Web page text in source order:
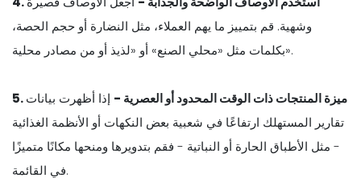
وشهية. قم بتمييز ما يهم العملاء، مثل النضارة أو حجم الحصة،
بكلمات مثل «محلي الصنع» أو «لذيذ أو من مصادر محلية».
5. ميزة المنتجات ذات الوقت المحدود أو العصرية - إذا أظهرت بيانات
تقارير المستهلك ارتفاعًا في شعبية بعض النكهات أو الأنظمة الغذائية
- مثل الأطباق الحارة أو النباتية - فقم بتدويرها ومنحها مكانًا متميزًا
في القائمة.